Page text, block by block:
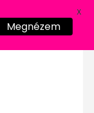
Megnézem
X